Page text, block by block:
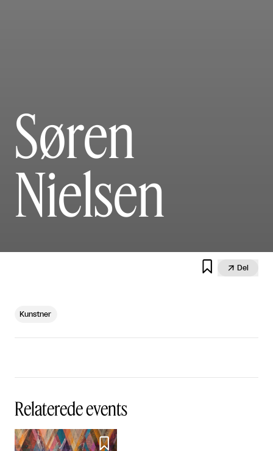
Søren
Nielsen
  Del
Kunstner
Relaterede events
